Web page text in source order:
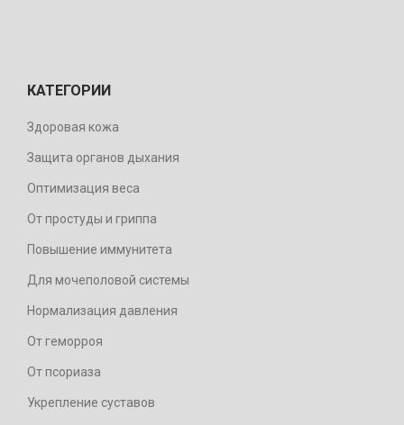
КАТЕГОРИИ
Здоровая кожа
Защита органов дыхания
Оптимизация веса
От простуды и гриппа
Повышение иммунитета
Для мочеполовой системы
Нормализация давления
От геморроя
От псориаза
Укрепление суставов